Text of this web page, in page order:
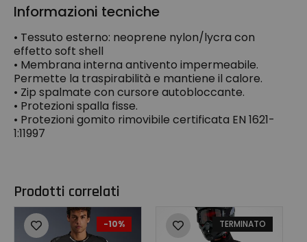
Informazioni tecniche
• Tessuto esterno: neoprene nylon/lycra con
effetto soft shell
• Membrana interna antivento impermeabile.
Permette la traspirabilità e mantiene il calore.
• Zip spalmate con cursore autobloccante.
• Protezioni spalla fisse.
• Protezioni gomito rimovibile certificata EN 1621-
1:11997
Prodotti correlati
-10% TERMINATO